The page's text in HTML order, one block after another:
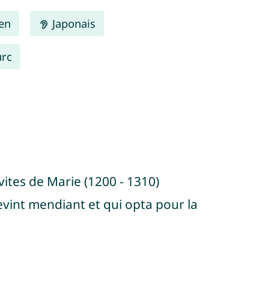
Japonais
de Marie (1200 - 1310)
mendiant et qui opta pour la